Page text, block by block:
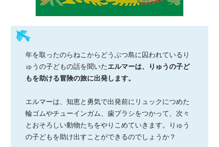
年を取ったのらねこからどうぶつ島に囚われているり
ゅうの子どもの話を聞いたエルマーは、りゅうの子ど
もを助ける冒険の旅に出発します。
エルマーは、知恵と勇気で出発前にリュックにつめた
輪ゴムやチューインガム、歯ブラシをつかって、次々
とおそろしい動物たちをやりこめていきます。りゅう
の子どもを助け出すことができるのでしょうか？